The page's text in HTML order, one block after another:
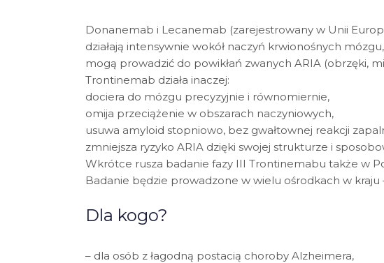
Donanemab i Lecanemab (zarejestrowany w Unii
działają intensywnie wokół naczyń krwionośnych mózgu,
mogą prowadzić do powikłań zwanych ARIA (obrzęki,
Trontinemab działa inaczej:
dociera do mózgu precyzyjnie i równomiernie,
omija przeciążenie w obszarach naczyniowych,
usuwa amyloid stopniowo, bez gwałtownej reakcji
zmniejsza ryzyko ARIA dzięki swojej strukturze i
Wkrótce rusza badanie fazy III Trontinemabu także w
Badanie będzie prowadzone w wielu ośrodkach w
Dla kogo?
– dla osób z łagodną postacią choroby Alzheimera,